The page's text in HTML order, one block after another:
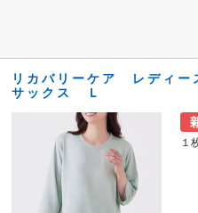
リカバリーケア レディ
サックス Ｌ
１